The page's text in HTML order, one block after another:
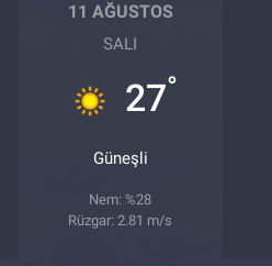
11 AĞUSTOS
SALI
27°
Güneşli
Nem: %28
Rüzgar: 2.81 m/s